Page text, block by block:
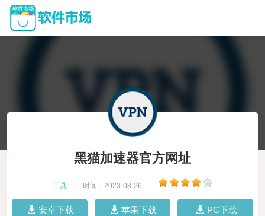
黑猫加速器官方网址
工具 时间：2023-08-26
安卓下载 苹果下载 PC下载